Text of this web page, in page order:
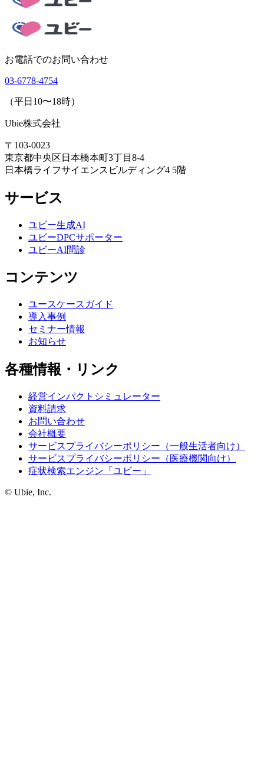
お電話でのお問い合わせ
03-6778-4754
（平日10〜18時）
Ubie株式会社
〒103-0023
東京都中央区日本橋本町3丁目8-4
日本橋ライフサイエンスビルディング4 5階
サービス
ユビー生成AI
ユビーDPCサポーター
ユビーAI問診
コンテンツ
ユースケースガイド
導入事例
セミナー情報
お知らせ
各種情報・リンク
経営インパクトシミュレーター
資料請求
お問い合わせ
会社概要
サービスプライバシーポリシー（一般生活者向け）
サービスプライバシーポリシー（医療機関向け）
症状検索エンジン「ユビー」
© Ubie, Inc.